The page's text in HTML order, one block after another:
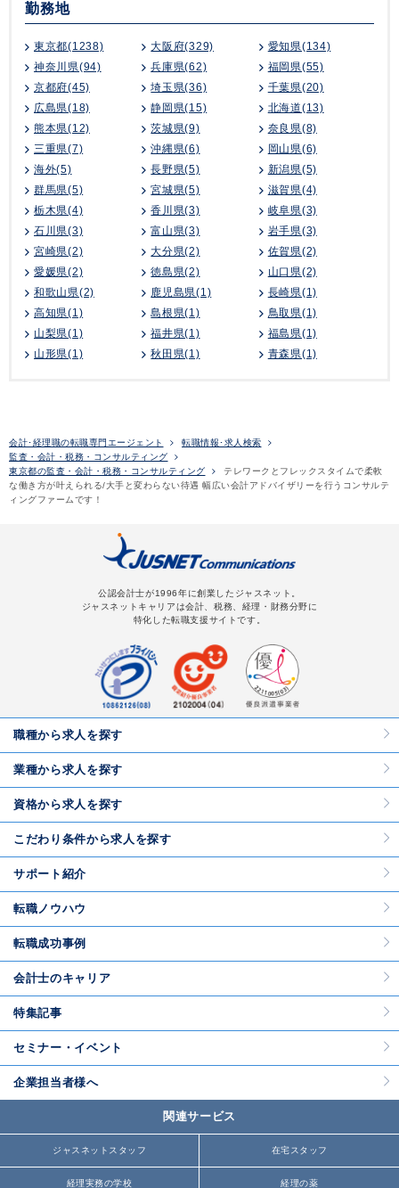
勤務地
東京都(1238) 大阪府(329)
愛知県(134)
神奈川県(94)
兵庫県(62)
福岡県(55)
京都府(45)
埼玉県(36)
千葉県(20)
広島県(18)
静岡県(15)
北海道(13)
熊本県(12)
茨城県(9)
奈良県(8)
三重県(7)
沖縄県(6)
岡山県(6)
海外(5)
長野県(5)
新潟県(5)
群馬県(5)
宮城県(5)
滋賀県(4)
栃木県(4)
香川県(3)
岐阜県(3)
石川県(3)
富山県(3)
岩手県(3)
宮崎県(2)
大分県(2)
佐賀県(2)
愛媛県(2)
徳島県(2)
山口県(2)
和歌山県(2)
鹿児島県(1)
長崎県(1)
高知県(1)
島根県(1)
鳥取県(1)
山梨県(1)
福井県(1)
福島県(1)
山形県(1)
秋田県(1) 青森県(1)
会計･経理職の転職専門エージェント
転職情報･求人検索
監査・会計・税務・コンサルティング
東京都の監査・会計・税務・コンサルティング
テレワークとフレックスタイムで柔軟
な働き方が叶えられる/大手と変わらない待遇 幅広い会計アドバイザリーを行うコンサルテ
ィングファームです！
公認会計士が1996年に創業したジャスネット。
ジャスネットキャリアは会計、税務、経理・財務分野に
特化した転職支援サイトです。
職種から求人を探す
業種から求人を探す
資格から求人を探す
こだわり条件から求人を探す
サポート紹介
転職ノウハウ
転職成功事例
会計士のキャリア
特集記事
セミナー・イベント
企業担当者様へ
関連サービス
ジャスネットスタッフ 在宅スタッフ
経理実務の学校 経理の薬